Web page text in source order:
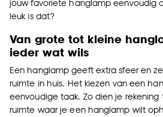
jouw favoriete hanglamp eenvoudig
leuk is dat?
Van grote tot kleine
ieder wat wils
Een hanglamp geeft extra sfeer en
ruimte in huis. Het kiezen van een
eenvoudige taak. Zo dien je
ruimte waar je een hanglamp wilt